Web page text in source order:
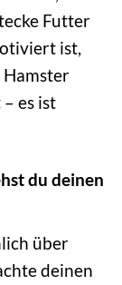
Futter
ist,
Hamster
es ist
du deinen
über
deinen